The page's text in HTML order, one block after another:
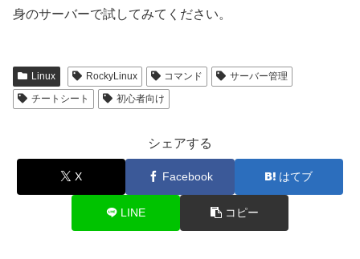
身のサーバーで試してみてください。
Linux RockyLinux コマンド
サーバー管理
チートシート
初心者向け
シェアする
X Facebook はてブ
LINE コピー